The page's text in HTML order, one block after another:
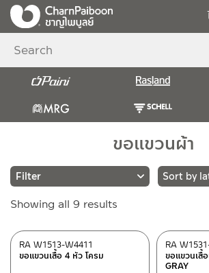
ขอแขวนผ้า
Brands
RASLAND
Showing all 9 results
latest
ขอแขวนเสื้อ 4 หัว โครม
RA W1513-W4411
ขอแขวนเสื้
GRAY
RA